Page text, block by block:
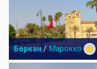
Беркан / Марокко